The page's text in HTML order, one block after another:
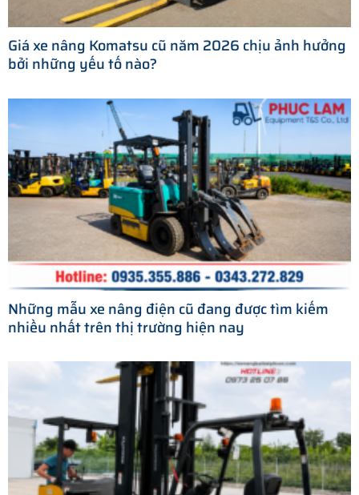
Giá xe nâng Komatsu cũ năm 2026 chịu ảnh hưởng
bởi những yếu tố nào?
Những mẫu xe nâng điện cũ đang được tìm kiếm
nhiều nhất trên thị trường hiện nay